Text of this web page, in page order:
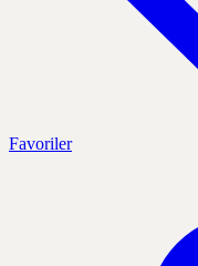
Favoriler